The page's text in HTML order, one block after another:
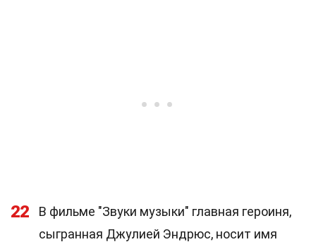
22
В фильме "Звуки музыки" главная героиня,
сыгранная Джулией Эндрюс, носит имя